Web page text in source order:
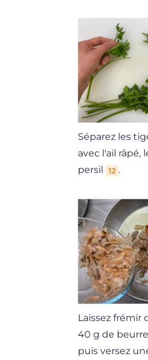
Séparez les
avec l'ail
persil
12 .
Laissez frémir
40 g de beurre
puis versez